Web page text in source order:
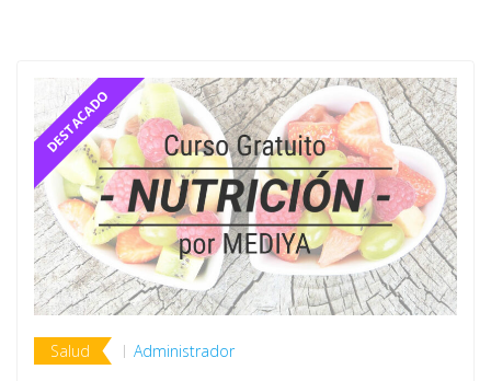
Salud Administrador